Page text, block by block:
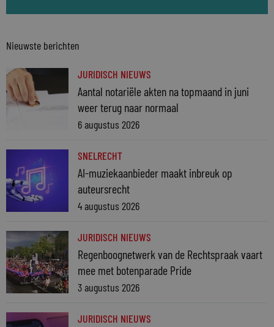
Nieuwste berichten
JURIDISCH NIEUWS
Aantal notariële akten na topmaand in juni
weer terug naar normaal
6 augustus 2026
SNELRECHT
AI-muziekaanbieder maakt inbreuk op
auteursrecht
4 augustus 2026
JURIDISCH NIEUWS
Regenboognetwerk van de Rechtspraak vaart
mee met botenparade Pride
3 augustus 2026
JURIDISCH NIEUWS